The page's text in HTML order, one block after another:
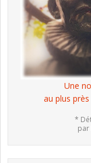
Une
au plus
*
par